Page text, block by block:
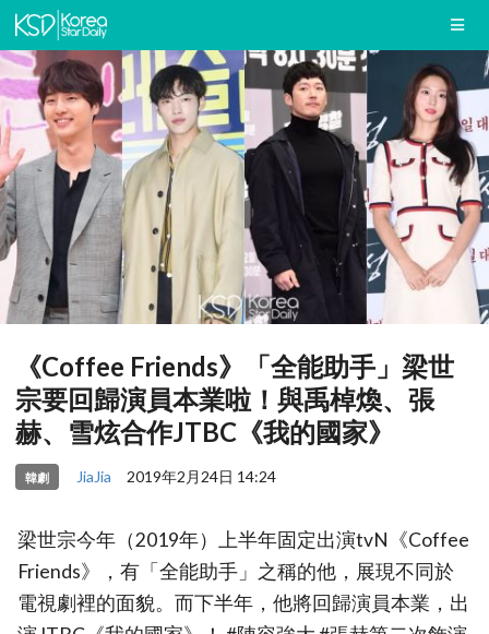
《Coffee Friends》「全能助手」梁世
宗要回歸演員本業啦！與禹棹煥、張
赫、雪炫合作JTBC《我的國家》
韓劇 JiaJia 2019年2月24日 14:24
梁世宗今年（2019年）上半年固定出演tvN《Coffee
Friends》，有「全能助手」之稱的他，展現不同於
電視劇裡的面貌。而下半年，他將回歸演員本業，出